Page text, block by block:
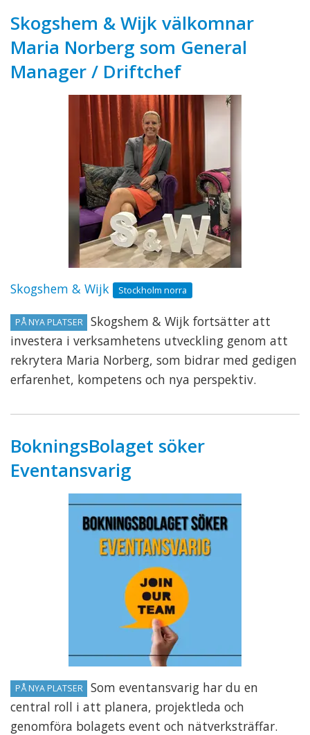
Skogshem & Wijk välkomnar
Maria Norberg som General
Manager / Driftchef
Skogshem & Wijk Stockholm norra
PÅ NYA PLATSER
Skogshem & Wijk fortsätter att
investera i verksamhetens utveckling genom att
rekrytera Maria Norberg, som bidrar med gedigen
erfarenhet, kompetens och nya perspektiv.
BokningsBolaget söker
Eventansvarig
PÅ NYA PLATSER
Som eventansvarig har du en
central roll i att planera, projektleda och
genomföra bolagets event och nätverksträffar.